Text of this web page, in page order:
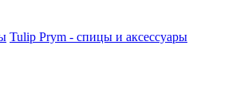
Tulip Prym - спицы и аксессуары